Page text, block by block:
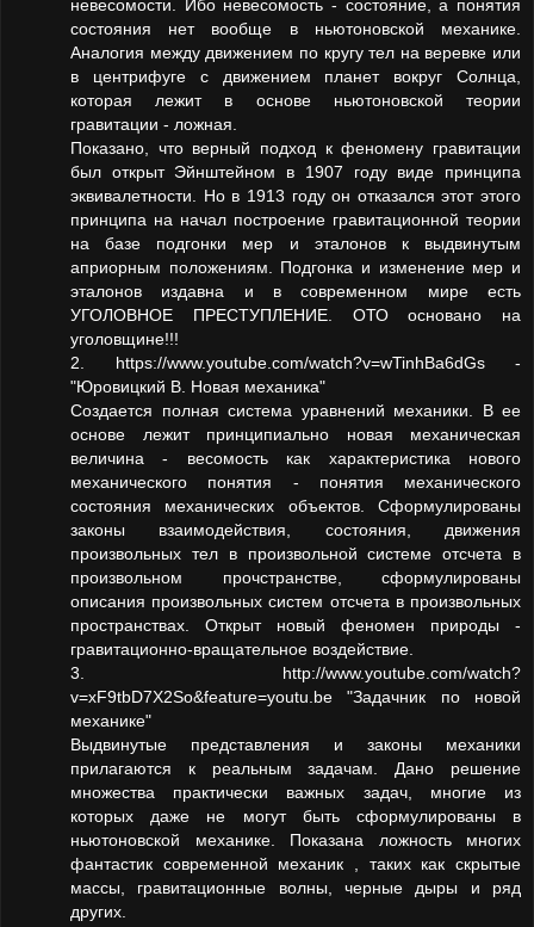
невесомости. Ибо невесомость - состояние, а понятия
состояния нет вообще в ньютоновской механике.
Аналогия между движением по кругу тел на веревке или
в центрифуге с движением планет вокруг Солнца,
которая лежит в основе ньютоновской теории
гравитации - ложная.
Показано, что верный подход к феномену гравитации
был открыт Эйнштейном в 1907 году виде принципа
эквивалетности. Но в 1913 году он отказался этот этого
принципа на начал построение гравитационной теории
на базе подгонки мер и эталонов к выдвинутым
априорным положениям. Подгонка и изменение мер и
эталонов издавна и в современном мире есть
УГОЛОВНОЕ ПРЕСТУПЛЕНИЕ. ОТО основано на
уголовщине!!!
2. https://www.youtube.com/watch?v=wTinhBa6dGs -
"Юровицкий В. Новая механика"
Создается полная система уравнений механики. В ее
основе лежит принципиально новая механическая
величина - весомость как характеристика нового
механического понятия - понятия механического
состояния механических объектов. Сформулированы
законы взаимодействия, состояния, движения
произвольных тел в произвольной системе отсчета в
произвольном прочстранстве, сформулированы
описания произвольных систем отсчета в произвольных
пространствах. Открыт новый феномен природы -
гравитационно-вращательное воздействие.
3. http://www.youtube.com/watch?
v=xF9tbD7X2So&feature=youtu.be "Задачник по новой
механике"
Выдвинутые представления и законы механики
прилагаются к реальным задачам. Дано решение
множества практически важных задач, многие из
которых даже не могут быть сформулированы в
ньютоновской механике. Показана ложность многих
фантастик современной механик , таких как скрытые
массы, гравитационные волны, черные дыры и ряд
других.